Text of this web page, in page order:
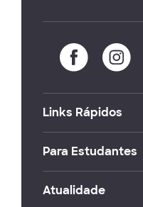
Links Rápidos
Para Estudantes
Atualidade